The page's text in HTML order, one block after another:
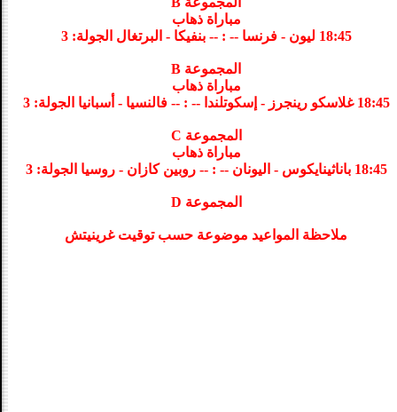
مباراة ذهاب
18:45 ليون - فرنسا -- : -- بنفيكا - البرتغال الجولة: 3
المجموعة B
مباراة ذهاب
18:45 غلاسكو رينجرز - إسكوتلندا -- : -- فالنسيا - أسبانيا الجولة: 3
المجموعة C
مباراة ذهاب
18:45 باناثينايكوس - اليونان -- : -- روبين كازان - روسيا الجولة: 3
المجموعة D
ملاحظة المواعيد موضوعة حسب توقيت غرينيتش